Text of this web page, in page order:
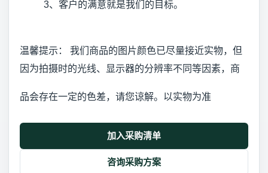
3、客户的满意就是我们的目标。
温馨提示： 我们商品的图片颜色已尽量接近实物，但
因为拍摄时的光线、显示器的分辨率不同等因素，商
品会存在一定的色差，请您谅解。以实物为准
加入采购清单
咨询采购方案